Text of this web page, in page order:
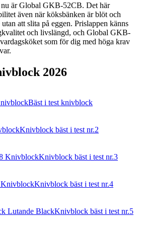
är Global GKB-52CB. Det här
även när köksbänken är blöt och
att slita på eggen. Prislappen känns
och livslängd, och Global GKB-
som för dig med höga krav
2026
Bäst i test knivblock
Knivblock bäst i test nr.2
KnivblockKnivblock bäst i test nr.3
Knivblock bäst i test nr.4
Lutande BlackKnivblock bäst i test nr.5